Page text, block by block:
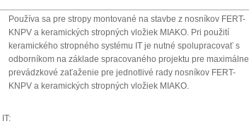
Používa sa pre stropy montované na stavbe z nosníkov FERT-
KNPV a keramických stropných vložiek MIAKO. Pri použití
keramického stropného systému IT je nutné spolupracovať s
odborníkom na základe spracovaného projektu pre maximálne
prevádzkové zaťaženie pre jednotlivé rady nosníkov FERT-
KNPV a keramických stropných vložiek MIAKO.